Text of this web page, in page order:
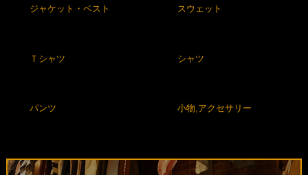
ジャケット・ベスト スウェット
Ｔシャツ シャツ
パンツ 小物,アクセサリー